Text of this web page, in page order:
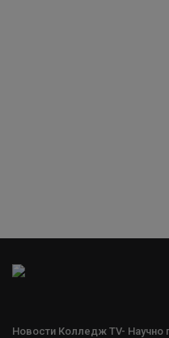
Новости Колледж TV- Научно